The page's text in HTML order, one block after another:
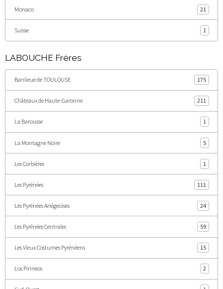
Monaco 21
Suisse 1
LABOUCHE Frères
Banlieue de TOULOUSE 175
Châteaux de Haute-Garonne 211
La Barousse 1
La Montagne Noire 5
Les Corbières 1
Les Pyrénées 111
Les Pyrénées Ariégeoises 24
Les Pyrénées Centrales 59
Les Vieux Costumes Pyrénéens 15
Los Pirineos 2